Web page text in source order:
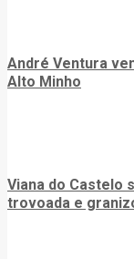
André Ventura
Alto Minho
Viana do Castelo
trovoada e